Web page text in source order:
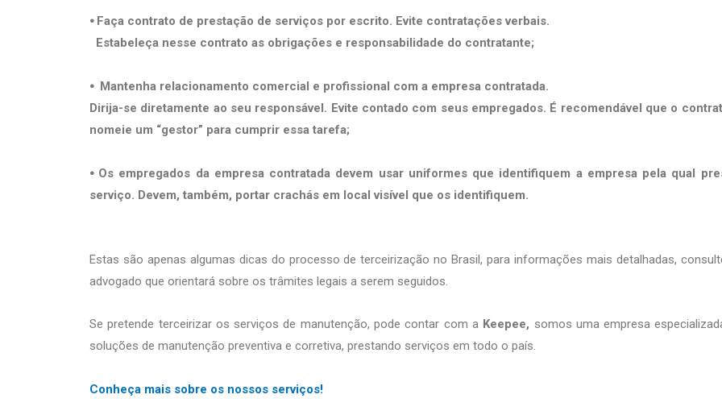
⦁ Faça contrato de prestação de serviços por escrito. Evite contratações verbais.
Estabeleça nesse contrato as obrigações e responsabilidade do contratante;
⦁ Mantenha relacionamento comercial e profissional com a empresa contratada.
Dirija-se diretamente ao seu responsável. Evite contado com seus empregados. É recomendável que o
nomeie um “gestor” para cumprir essa tarefa;
⦁ Os empregados da empresa contratada devem usar uniformes que identifiquem a empresa pela qual
serviço. Devem, também, portar crachás em local visível que os identifiquem.
Estas são apenas algumas dicas do processo de terceirização no Brasil, para informações mais detalhadas,
advogado que orientará sobre os trâmites legais a serem seguidos.
Se pretende terceirizar os serviços de manutenção, pode contar com a Keepee, somos uma empresa
soluções de manutenção preventiva e corretiva, prestando serviços em todo o país.
Conheça mais sobre os nossos serviços!